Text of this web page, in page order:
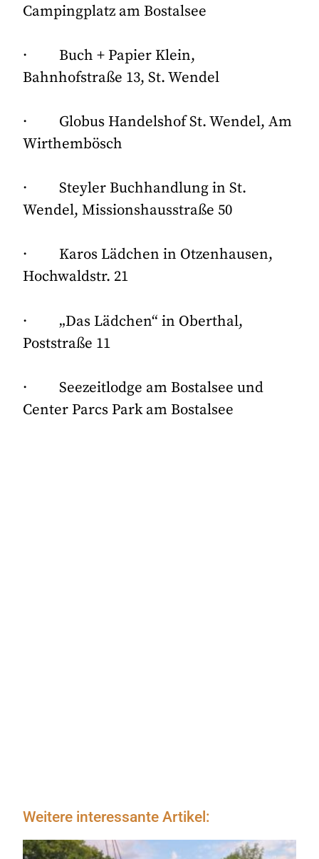
Campingplatz am Bostalsee
· Buch + Papier Klein,
Bahnhofstraße 13, St. Wendel
· Globus Handelshof St. Wendel, Am
Wirthembösch
· Steyler Buchhandlung in St.
Wendel, Missionshausstraße 50
· Karos Lädchen in Otzenhausen,
Hochwaldstr. 21
· „Das Lädchen“ in Oberthal,
Poststraße 11
· Seezeitlodge am Bostalsee und
Center Parcs Park am Bostalsee
Weitere interessante Artikel: